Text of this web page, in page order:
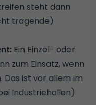
steht dann
tragende)
Ein Einzel- oder
zum Einsatz, wenn
Das ist vor allem im
Industriehallen)